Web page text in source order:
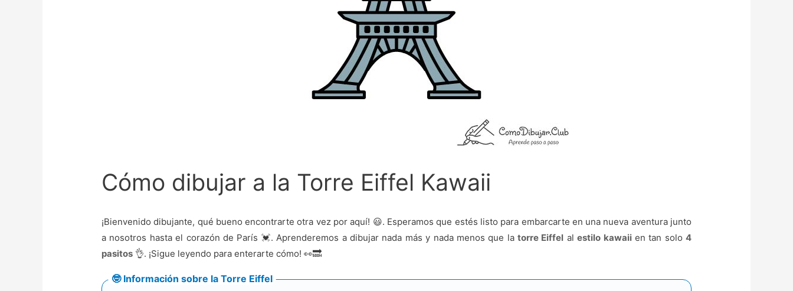
Cómo dibujar a la Torre Eiffel Kawaii
¡Bienvenido dibujante, qué bueno encontrarte otra vez por aquí! 😃. Esperamos que estés listo para embarcarte en una nueva aventura junto
a nosotros hasta el corazón de París 💓. Aprenderemos a dibujar nada más y nada menos que latorre Eiffel alestilo kawaiien tan solo 4
pasitos 👌. ¡Sigue leyendo para enterarte cómo! 👀🔜
🤓 Información sobre la Torre Eiffel